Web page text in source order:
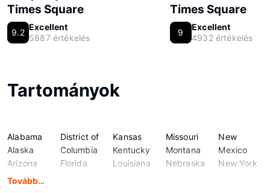
Times Square
9.2
Excellent
5887 értékelés
Times Square
9
Excellent
4932 értékelés
Tartományok
Alabama
Alaska
Arizona
Arkansas
District of
Columbia
Florida
Kansas
Kentucky
Louisiana
Missouri
Montana
Nebraska
New
Mexico
New York
Tovább…